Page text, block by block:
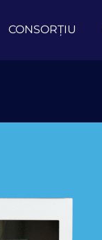
CONSORȚIU